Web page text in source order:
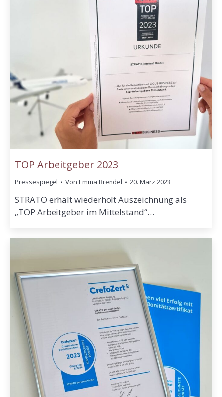
TOP Arbeitgeber 2023
Pressespiegel Von Emma Brendel 20. März 2023
STRATO erhält wiederholt Auszeichnung als
„TOP Arbeitgeber im Mittelstand“…